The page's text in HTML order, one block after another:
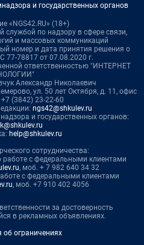
и государственных органов
«NGS42.RU» (18+)
службой по надзору в сфере связи,
и массовых коммуникаций
номер и дата принятия решения о
77-78817 от 07.08.2020 г.
ответственностью "ИНТЕРНЕТ
Александр Николаевич
ул. 50 лет Октября, д. 11, офис
(3842) 23-22-60
ngs42@shkulev.ru
и государственных органов:
help@shkulev.ru
сотрудничества:
с федеральными клиентами
, моб. + 7 982 640 34 32
с федеральными клиентами
, моб. +7 910 402 4056
за достоверность
в рекламных объявлениях.
ограничениях